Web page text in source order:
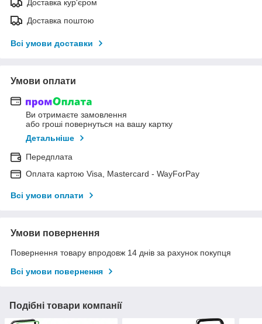
Доставка кур'єром
Доставка поштою
Всі умови доставки
Умови оплати
Ви отримаєте замовлення
або гроші повернуться на вашу картку
Детальніше
Передплата
Оплата картою Visa, Mastercard - WayForPay
Всі умови оплати
Умови повернення
Повернення товару впродовж 14 днів за рахунок покупця
Всі умови повернення
Подібні товари компанії